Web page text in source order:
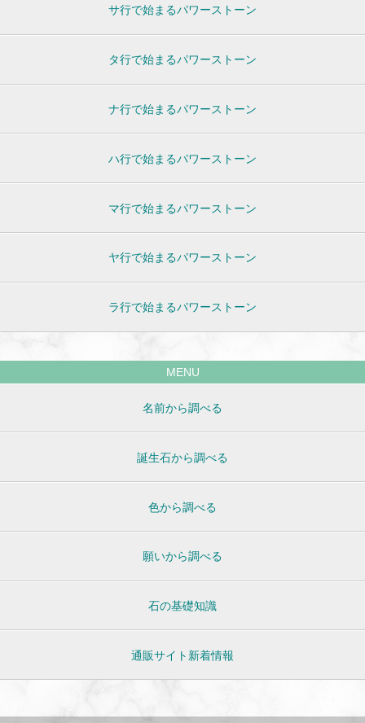
サ行で始まるパワーストーン
タ行で始まるパワーストーン
ナ行で始まるパワーストーン
ハ行で始まるパワーストーン
マ行で始まるパワーストーン
ヤ行で始まるパワーストーン
ラ行で始まるパワーストーン
MENU
名前から調べる
誕生石から調べる
色から調べる
願いから調べる
石の基礎知識
通販サイト新着情報